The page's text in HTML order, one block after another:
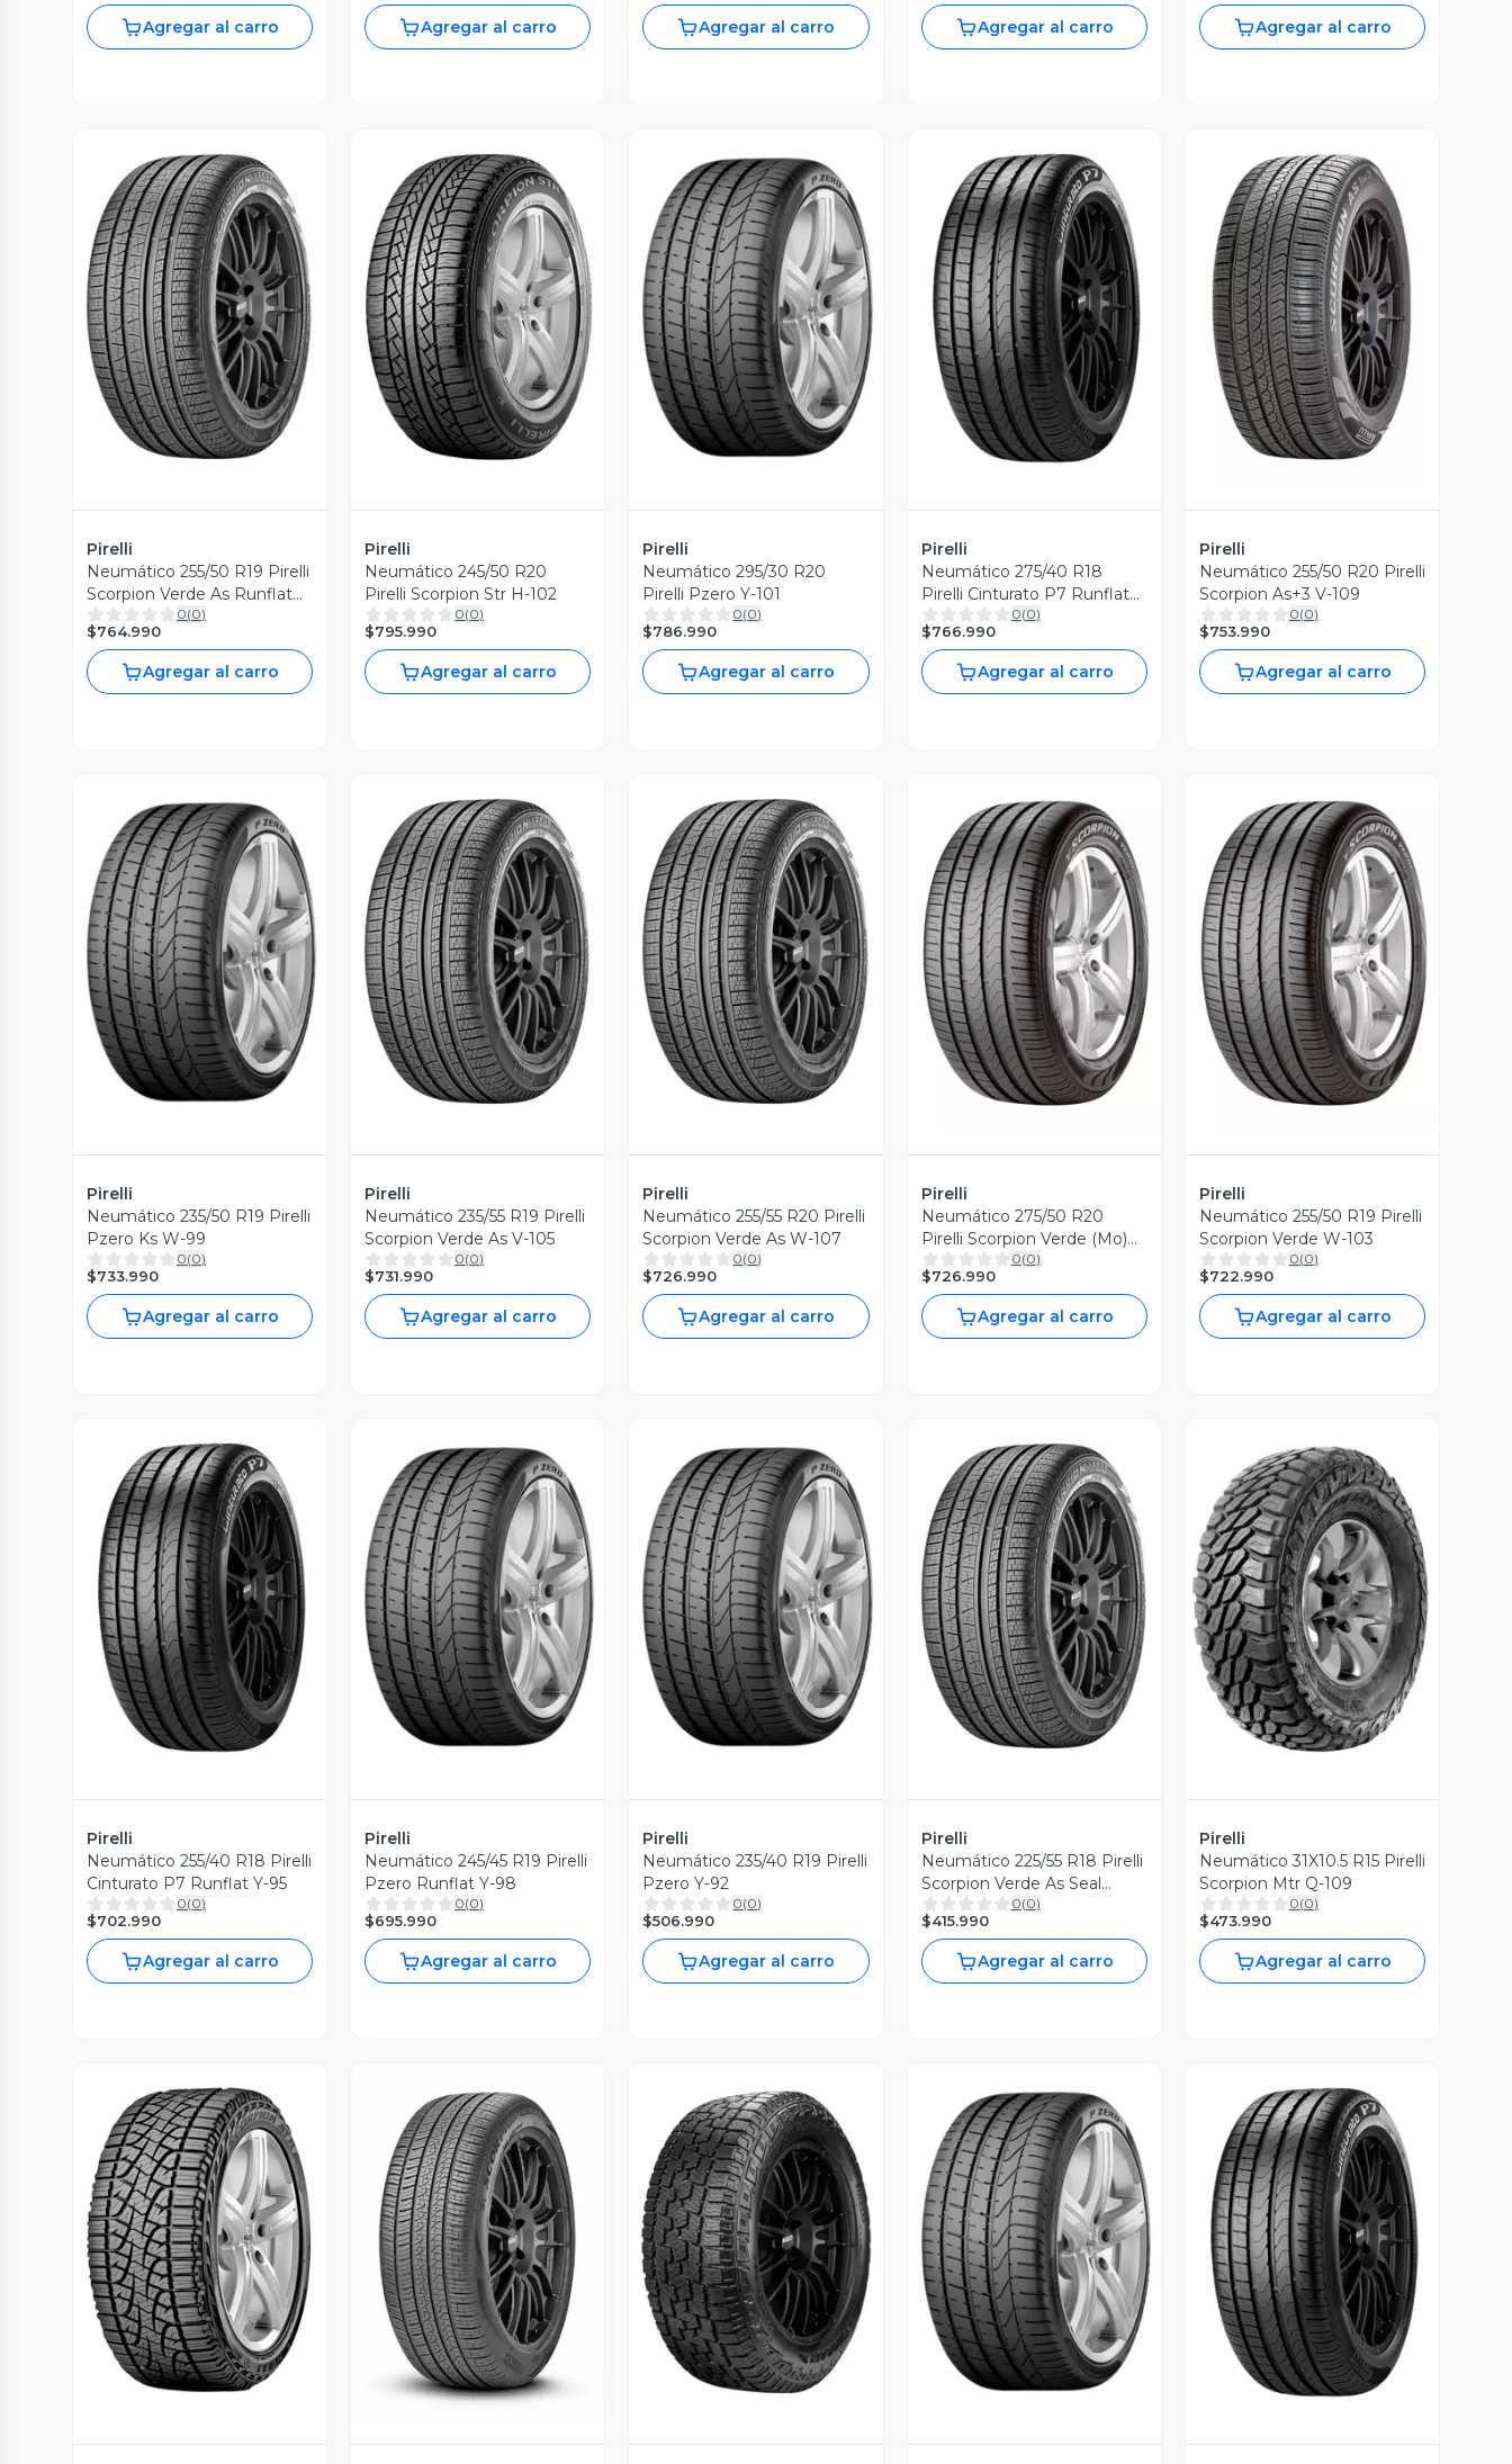
Agregar al carro Agregar al carro Agregar al carro Agregar al carro Agregar al carro
Vista Previa
Pirelli
Neumático 255/50 R19 Pirelli
Scorpion Verde As Runflat
H-107
0(0)
$764.990
Agregar al carro
Vista Previa
Pirelli
Neumático 245/50 R20
Pirelli Scorpion Str H-102
0(0)
$795.990
Agregar al carro
Vista Previa
Pirelli
Neumático 295/30 R20
Pirelli Pzero Y-101
0(0)
$786.990
Agregar al carro
Vista Previa
Pirelli
Neumático 275/40 R18
Pirelli Cinturato P7 Runflat
V-99
0(0)
$766.990
Agregar al carro
Vista Previa
Pirelli
Neumático 255/50 R20 Pirelli
Scorpion As+3 V-109
0(0)
$753.990
Agregar al carro
Vista Previa
Pirelli
Neumático 235/50 R19 Pirelli
Pzero Ks W-99
0(0)
$733.990
Agregar al carro
Vista Previa
Pirelli
Neumático 235/55 R19 Pirelli
Scorpion Verde As V-105
0(0)
$731.990
Agregar al carro
Vista Previa
Pirelli
Neumático 255/55 R20 Pirelli
Scorpion Verde As W-107
0(0)
$726.990
Agregar al carro
Vista Previa
Pirelli
Neumático 275/50 R20
Pirelli Scorpion Verde (Mo)
W-109
0(0)
$726.990
Agregar al carro
Vista Previa
Pirelli
Neumático 255/50 R19 Pirelli
Scorpion Verde W-103
0(0)
$722.990
Agregar al carro
Vista Previa
Pirelli
Neumático 255/40 R18 Pirelli
Cinturato P7 Runflat Y-95
0(0)
$702.990
Agregar al carro
Vista Previa
Pirelli
Neumático 245/45 R19 Pirelli
Pzero Runflat Y-98
0(0)
$695.990
Agregar al carro
Vista Previa
Pirelli
Neumático 235/40 R19 Pirelli
Pzero Y-92
0(0)
$506.990
Agregar al carro
Vista Previa
Pirelli
Neumático 225/55 R18 Pirelli
Scorpion Verde As Seal
Inside V-980(0)
$415.990
Agregar al carro
Vista Previa
Pirelli
Neumático 31X10.5 R15 Pirelli
Scorpion Mtr Q-109
0(0)
$473.990
Agregar al carro
Vista Previa Vista Previa Vista Previa Vista Previa Vista Previa